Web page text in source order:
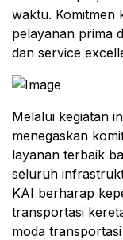
waktu. Komitmen
pelayanan prima
dan service
Melalui kegiatan
menegaskan
layanan terbaik
seluruh
KAI berharap
transportasi
moda